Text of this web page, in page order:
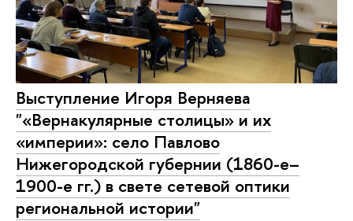
Выступление Игоря Верняева
"«Вернакулярные столицы» и их
«империи»: село Павлово
Нижегородской губернии (1860-е–
1900-е гг.) в свете сетевой оптики
региональной истории"